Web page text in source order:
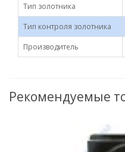
Тип золотника
Тип контроля золотника
Производитель
Рекомендуемые